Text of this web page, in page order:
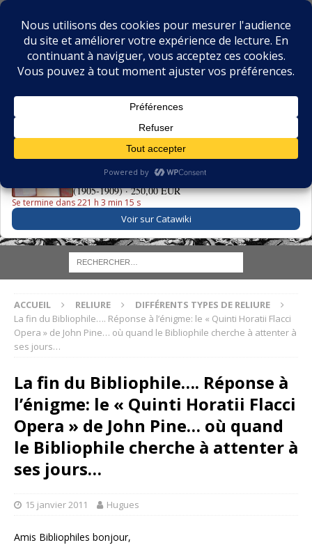
BIBLIOPHILIE.COM
LE BLOG DU BIBLIOPHILE, DES BIBLIOPHILES, DE LA
La Grande Danse Macabre des Vifs - Martin van Maële
(1905-1909) ·250,00 EUR
Se termine dans 221 h 3 min 14 s
Voir sur Catawiki
ACCUEIL RELIURE
DIFFÉRENTS TYPES DE RELIURE
La fin du Bibliophile…. Réponse à l’énigme: le « Quinti Horatii Flacci
Opera » de John Pine… où quand le Bibliophile cherche à attenter à
ses jours…
La fin du Bibliophile…. Réponse à
l’énigme: le « Quinti Horatii Flacci
Opera » de John Pine… où quand
le Bibliophile cherche à attenter à
ses jours…
15 janvier 2011 Hugues
Amis Bibliophiles bonjour,